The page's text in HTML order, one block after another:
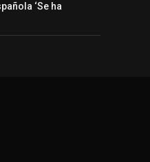
‘Se ha